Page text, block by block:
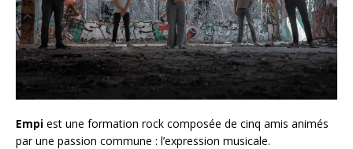
Empi est une formation rock composée de cinq amis animés
par une passion commune : l’expression musicale.